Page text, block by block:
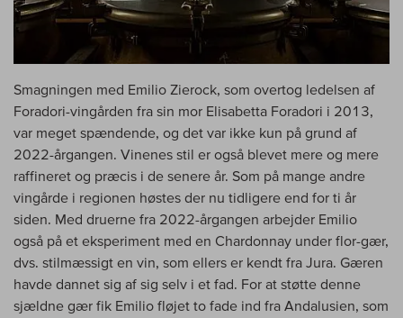
Smagningen med Emilio Zierock, som overtog ledelsen af
Foradori-vingården fra sin mor Elisabetta Foradori i 2013,
var meget spændende, og det var ikke kun på grund af
2022-årgangen. Vinenes stil er også blevet mere og mere
raffineret og præcis i de senere år. Som på mange andre
vingårde i regionen høstes der nu tidligere end for ti år
siden. Med druerne fra 2022-årgangen arbejder Emilio
også på et eksperiment med en Chardonnay under flor-gær,
dvs. stilmæssigt en vin, som ellers er kendt fra Jura. Gæren
havde dannet sig af sig selv i et fad. For at støtte denne
sjældne gær fik Emilio fløjet to fade ind fra Andalusien, som